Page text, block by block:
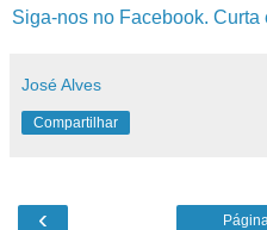
Siga-nos no Facebook. Curta
José Alves
Compartilhar
‹